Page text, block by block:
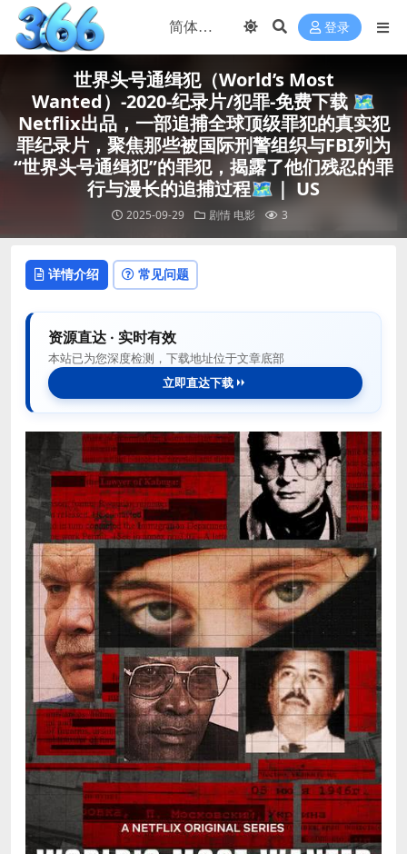
登录
世界头号通缉犯（World’s Most
Wanted）-2020-纪录片/犯罪-免费下载 🗺️
Netflix出品，一部追捕全球顶级罪犯的真实犯
罪纪录片，聚焦那些被国际刑警组织与FBI列为
“世界头号通缉犯”的罪犯，揭露了他们残忍的罪
行与漫长的追捕过程🗺️｜ US
2025-09-29 剧情 电影 3
详情介绍 常见问题
资源直达 · 实时有效
本站已为您深度检测，下载地址位于文章底部
立即直达下载